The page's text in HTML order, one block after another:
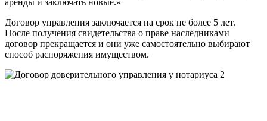
аренды и заключать новые.»
Договор управления заключается на срок не более 5 лет.
После получения свидетельства о праве наследниками
договор прекращается и они уже самостоятельно выбирают
способ распоряжения имуществом.